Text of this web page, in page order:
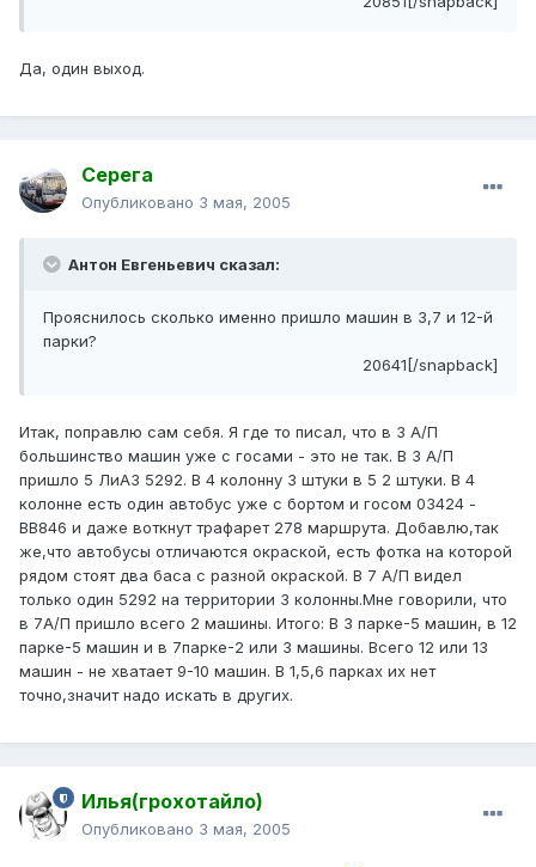
Да, один выход.
Серега
Опубликовано 3 мая, 2005
Антон Евгеньевич сказал:
Прояснилось сколько именно пришло машин в 3,7 и 12-й
парки?
20641[/snapback]
Итак, поправлю сам себя. Я где то писал, что в 3 А/П
большинство машин уже с госами - это не так. В 3 А/П
пришло 5 ЛиАЗ 5292. В 4 колонну 3 штуки в 5 2 штуки. В 4
колонне есть один автобус уже с бортом и госом 03424 -
ВВ846 и даже воткнут трафарет 278 маршрута. Добавлю,так
же,что автобусы отличаются окраской, есть фотка на которой
рядом стоят два баса с разной окраской. В 7 А/П видел
только один 5292 на территории 3 колонны.Мне говорили, что
в 7А/П пришло всего 2 машины. Итого: В 3 парке-5 машин, в 12
парке-5 машин и в 7парке-2 или 3 машины. Всего 12 или 13
машин - не хватает 9-10 машин. В 1,5,6 парках их нет
точно,значит надо искать в других.
Илья(грохотайло)
Опубликовано 3 мая, 2005